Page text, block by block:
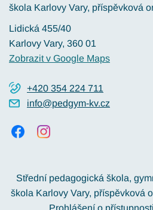
škola Karlovy Vary, příspěvková
Lidická 455/40
Karlovy Vary, 360 01
Zobrazit v Google Maps
+420 354 224 711
info@pedgym-kv.cz
Střední pedagogická škola,
škola Karlovy Vary, příspěvková
Prohlášení o přístupnosti